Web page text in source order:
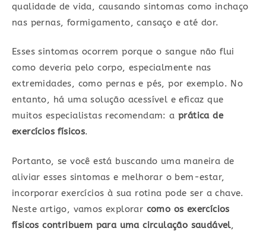
qualidade de vida, causando sintomas como inchaço
nas pernas, formigamento, cansaço e até dor.
Esses sintomas ocorrem porque o sangue não flui
como deveria pelo corpo, especialmente nas
extremidades, como pernas e pés, por exemplo. No
entanto, há uma solução acessível e eficaz que
muitos especialistas recomendam: a prática de
exercícios físicos.
Portanto, se você está buscando uma maneira de
aliviar esses sintomas e melhorar o bem-estar,
incorporar exercícios à sua rotina pode ser a chave.
Neste artigo, vamos explorar como os exercícios
físicos contribuem para uma circulação saudável,